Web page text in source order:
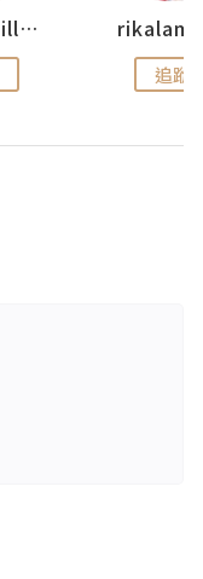
思思賢 ChillMyBabe
追蹤